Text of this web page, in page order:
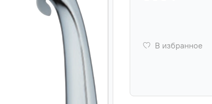
В избранное